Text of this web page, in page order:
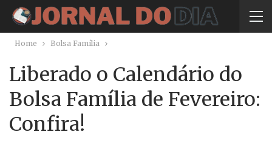
Home Bolsa Família
Liberado o Calendário do
Bolsa Família de Fevereiro:
Confira!